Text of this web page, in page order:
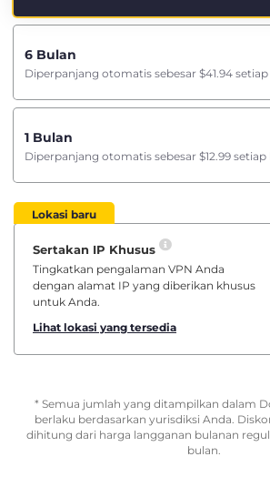
6 Bulan
Diperpanjang otomatis sebesar $41.94
1 Bulan
Diperpanjang otomatis sebesar $12.99 setiap
Lokasi baru
Sertakan IP Khusus
Tingkatkan pengalaman VPN Anda
dengan alamat IP yang diberikan khusus
untuk Anda.
Lihat lokasi yang tersedia
* Semua jumlah yang ditampilkan dalam
berlaku berdasarkan yurisdiksi Anda.
dihitung dari harga langganan bulanan
bulan.